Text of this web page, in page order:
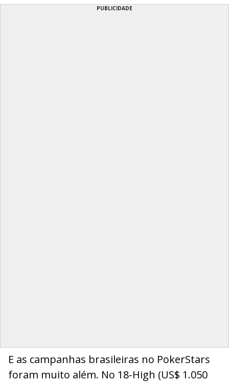
PUBLICIDADE
E as campanhas brasileiras no PokerStars
foram muito além. No 18-High (US$ 1.050